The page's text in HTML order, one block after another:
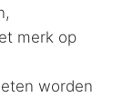
merk op
worden